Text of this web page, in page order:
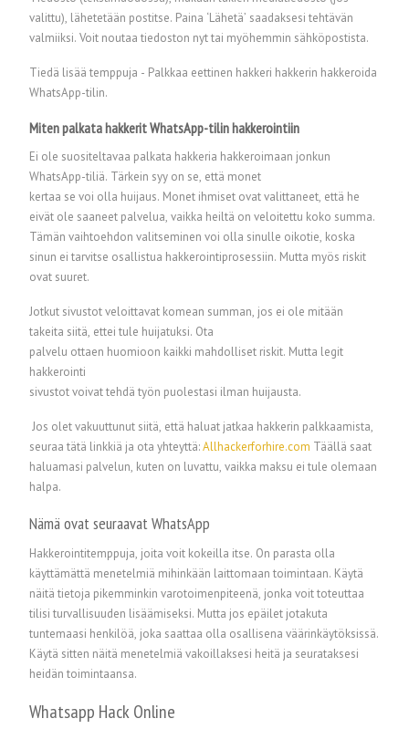
valittu), lähetetään postitse. Paina ‘Lähetä’ saadaksesi tehtävän
valmiiksi. Voit noutaa tiedoston nyt tai myöhemmin sähköpostista.
Tiedä lisää temppuja - Palkkaa eettinen hakkeri hakkerin hakkeroida
WhatsApp-tilin.
Miten palkata hakkerit WhatsApp-tilin hakkerointiin
Ei ole suositeltavaa palkata hakkeria hakkeroimaan jonkun
WhatsApp-tiliä. Tärkein syy on se, että monet
kertaa se voi olla huijaus. Monet ihmiset ovat valittaneet, että he
eivät ole saaneet palvelua, vaikka heiltä on veloitettu koko summa.
Tämän vaihtoehdon valitseminen voi olla sinulle oikotie, koska
sinun ei tarvitse osallistua hakkerointiprosessiin. Mutta myös riskit
ovat suuret.
Jotkut sivustot veloittavat komean summan, jos ei ole mitään
takeita siitä, ettei tule huijatuksi. Ota
palvelu ottaen huomioon kaikki mahdolliset riskit. Mutta legit
hakkerointi
sivustot voivat tehdä työn puolestasi ilman huijausta.
Jos olet vakuuttunut siitä, että haluat jatkaa hakkerin palkkaamista,
seuraa tätä linkkiä ja ota yhteyttä:Allhackerforhire.com Täällä saat
haluamasi palvelun, kuten on luvattu, vaikka maksu ei tule olemaan
halpa.
Nämä ovat seuraavat WhatsApp
Hakkerointitemppuja, joita voit kokeilla itse. On parasta olla
käyttämättä menetelmiä mihinkään laittomaan toimintaan. Käytä
näitä tietoja pikemminkin varotoimenpiteenä, jonka voit toteuttaa
tilisi turvallisuuden lisäämiseksi. Mutta jos epäilet jotakuta
tuntemaasi henkilöä, joka saattaa olla osallisena väärinkäytöksissä.
Käytä sitten näitä menetelmiä vakoillaksesi heitä ja seurataksesi
heidän toimintaansa.
Whatsapp Hack Online